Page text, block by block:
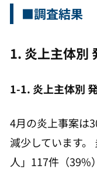
■調査結果
1. 炎上主体別
1-1. 炎上主体別
4月の炎上事案は
減少しています
人」117件（39%